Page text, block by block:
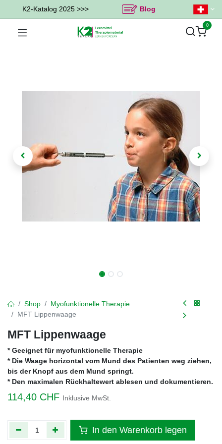
K2-Katalog 2025 >>> Blog
0
Shop
Myofunktionelle Therapie
MFT Lippenwaage
MFT Lippenwaage
* Geeignet für myofunktionelle Therapie
* Die Waage horizontal vom Mund des Patienten weg ziehen,
bis der Knopf aus dem Mund springt.
* Den maximalen Rückhaltewert ablesen und dokumentieren.
114,40 CHF Inklusive MwSt.
In den Warenkorb legen